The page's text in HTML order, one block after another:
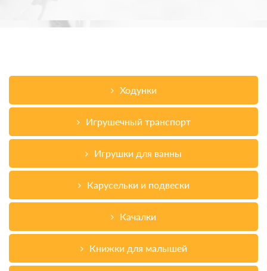
Ходунки
Игрушечный транспорт
Игрушки для ванны
Карусельки и подвески
Качалки
Книжки для малышей